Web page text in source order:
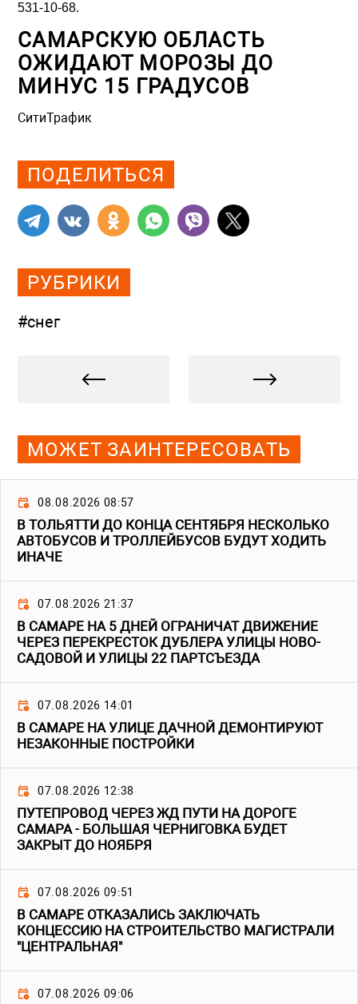
531-10-68.
САМАРСКУЮ ОБЛАСТЬ
ОЖИДАЮТ МОРОЗЫ ДО
МИНУС 15 ГРАДУСОВ
СитиТрафик
ПОДЕЛИТЬСЯ
РУБРИКИ
#снег
МОЖЕТ ЗАИНТЕРЕСОВАТЬ
08.08.2026 08:57
В ТОЛЬЯТТИ ДО КОНЦА СЕНТЯБРЯ НЕСКОЛЬКО
АВТОБУСОВ И ТРОЛЛЕЙБУСОВ БУДУТ ХОДИТЬ
ИНАЧЕ
07.08.2026 21:37
В САМАРЕ НА 5 ДНЕЙ ОГРАНИЧАТ ДВИЖЕНИЕ
ЧЕРЕЗ ПЕРЕКРЕСТОК ДУБЛЕРА УЛИЦЫ НОВО-
САДОВОЙ И УЛИЦЫ 22 ПАРТСЪЕЗДА
07.08.2026 14:01
В САМАРЕ НА УЛИЦЕ ДАЧНОЙ ДЕМОНТИРУЮТ
НЕЗАКОННЫЕ ПОСТРОЙКИ
07.08.2026 12:38
ПУТЕПРОВОД ЧЕРЕЗ ЖД ПУТИ НА ДОРОГЕ
САМАРА - БОЛЬШАЯ ЧЕРНИГОВКА БУДЕТ
ЗАКРЫТ ДО НОЯБРЯ
07.08.2026 09:51
В САМАРЕ ОТКАЗАЛИСЬ ЗАКЛЮЧАТЬ
КОНЦЕССИЮ НА СТРОИТЕЛЬСТВО МАГИСТРАЛИ
"ЦЕНТРАЛЬНАЯ"
07.08.2026 09:06